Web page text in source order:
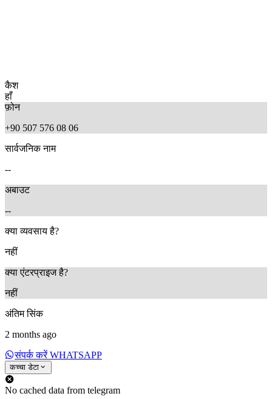
कैश
हाँ
फ़ोन
+90 507 576 08 06
सार्वजनिक नाम
--
अबाउट
--
क्या व्यवसाय है?
नहीं
क्या एंटरप्राइज है?
नहीं
अंतिम सिंक
2 months ago
संपर्क करें WHATSAPP
कच्चा डेटा
No cached data from telegram